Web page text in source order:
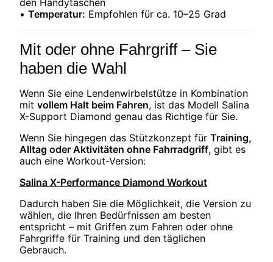
• Temperatur: Empfohlen für ca. 10–25 Grad
Mit oder ohne Fahrgriff – Sie
haben die Wahl
Wenn Sie eine Lendenwirbelstütze in Kombination
mit vollem Halt beim Fahren, ist das Modell Salina
X-Support Diamond genau das Richtige für Sie.
Wenn Sie hingegen das Stützkonzept für Training,
Alltag oder Aktivitäten ohne Fahrradgriff, gibt es
auch eine Workout-Version:
Salina X-Performance Diamond Workout
Dadurch haben Sie die Möglichkeit, die Version zu
wählen, die Ihren Bedürfnissen am besten
entspricht – mit Griffen zum Fahren oder ohne
Fahrgriffe für Training und den täglichen
Gebrauch.